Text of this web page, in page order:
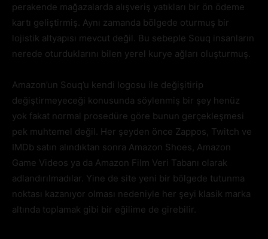
perakende mağazalarda alışveriş yatıkları bir ön ödeme
kartı geliştirmiş. Aynı zamanda bölgede oturmuş bir
lojistik altyapısı mevcut değil. Bu sebeple Souq insanların
nerede oturduklarını bilen yerel kurye ağları oluşturmuş.
Amazon’un Souq’u kendi logosu ile değişitirip
değiştirmeyeceği konusunda söylenmiş bir şey henüz
yok fakat normal prosedüre göre bunun gerçekleşmesi
pek muhtemel değil. Her şeyden önce Zappos, Twitch ve
IMDb satın alındıktan sonra Amazon Shoes, Amazon
Game Videos ya da Amazon Film Veri Tabanı olarak
adlandırılmadılar. Yine de site yeni bir bölgede tutunma
noktası kazanıyor olması nedeniyle her şeyi klasik marka
altında toplamak gibi bir eğilime de girebilir.